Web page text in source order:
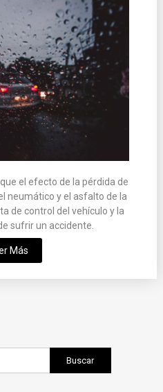
el efecto de la pérdida de
neumático y el asfalto de la
de control del vehículo y la
sufrir un accidente.
Más